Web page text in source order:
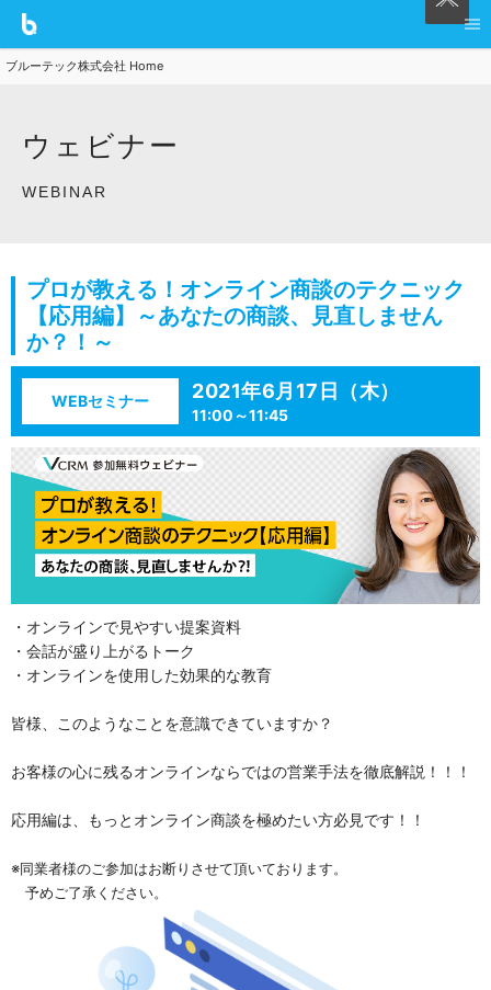
ブルーテック株式会社 Home
ウェビナー
WEBINAR
プロが教える！オンライン商談のテクニック
【応用編】～あなたの商談、見直しません
か？！～
WEBセミナー 2021年6月17日（木）
11:00～11:45
・オンラインで見やすい提案資料
・会話が盛り上がるトーク
・オンラインを使用した効果的な教育
皆様、このようなことを意識できていますか？
お客様の心に残るオンラインならではの営業手法を徹底解説！！！
応用編は、もっとオンライン商談を極めたい方必見です！！
※同業者様のご参加はお断りさせて頂いております。
予めご了承ください。